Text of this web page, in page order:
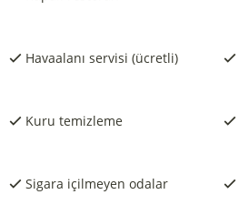
Havaalanı servisi (ücretli)
Kuru temizleme
Sigara içilmeyen odalar